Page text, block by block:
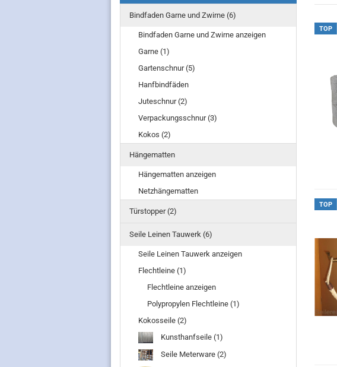
alles für die Katze
alles für das Perd
alles für den Hund
Wäscheleine Türstopper
TOP
TOP
Bindfaden Garne und Zwirne (6)
Bindfaden Garne und Zwirne anzeigen
Garne (1)
Gartenschnur (5)
Hanfbindfäden
Juteschnur (2)
Verpackungsschnur (3)
Kokos (2)
Hängematten
Hängematten anzeigen
Netzhängematten
Türstopper (2)
Seile Leinen Tauwerk (6)
Seile Leinen Tauwerk anzeigen
Flechtleine (1)
Flechtleine anzeigen
Polypropylen Flechtleine (1)
Kokosseile (2)
Kunsthanfseile (1)
Seile Meterware (2)